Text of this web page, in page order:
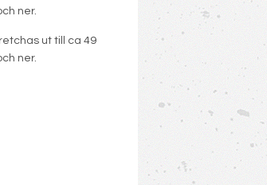
ner.
ut till ca 49
ner.